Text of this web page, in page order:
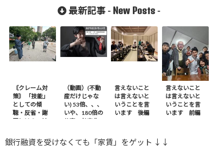
最新記事 - New Posts -
〘クレーム対
策〙 「技能」
としての傾
聴・反省・謝
罪とは？ – 前
（動画）(不動
産だけじゃな
い) 53倍、、、
いや、180倍の
仕事の効率化
言えないこと
は言えないと
いうことを言
います 後編
言えないこと
は言えないと
いうことを言
います 前編
銀行融資を受けなくても「家賃」をゲット ↓↓